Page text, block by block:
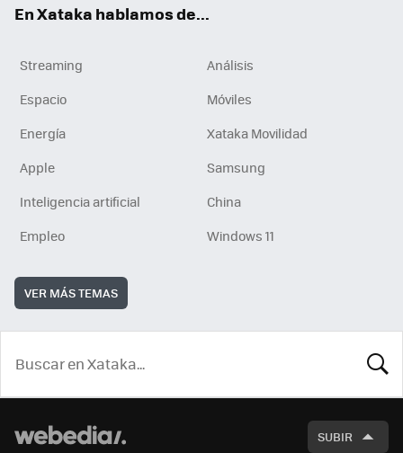
En Xataka hablamos de...
Streaming
Análisis
Espacio
Móviles
Energía
Xataka Movilidad
Apple
Samsung
Inteligencia artificial
China
Empleo
Windows 11
VER MÁS TEMAS
SUBIR